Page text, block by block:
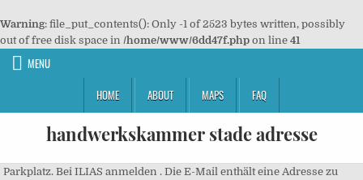
Warning: file_put_contents(): Only -1 of 2523 bytes written, possibly
out of free disk space in /home/www/6dd47f.php on line 41
MENU
HOME
ABOUT MAPS FAQ
handwerkskammer stade adresse
Parkplatz. Bei ILIAS anmelden . Die E-Mail enthält eine Adresse zu